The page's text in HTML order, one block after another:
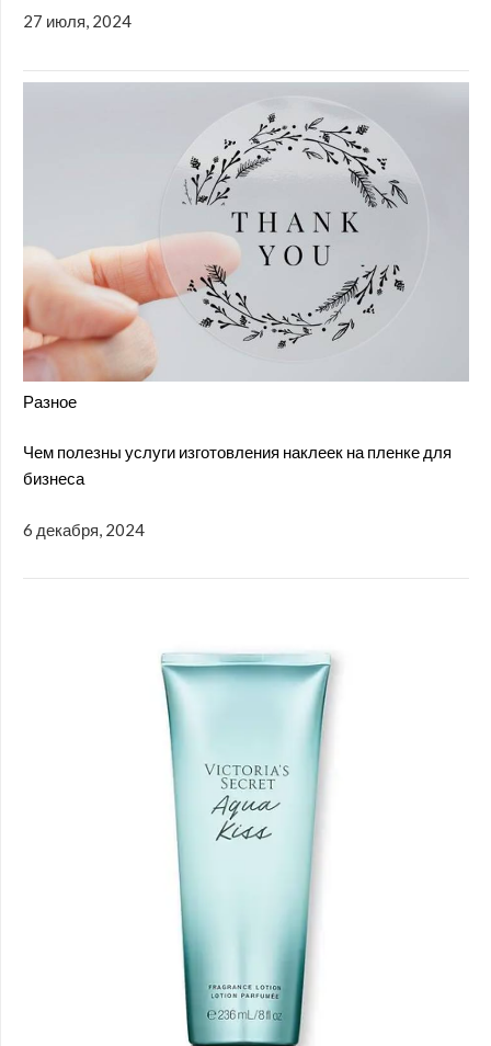
27 июля, 2024
Разное
Чем полезны услуги изготовления наклеек на пленке для
бизнеса
6 декабря, 2024